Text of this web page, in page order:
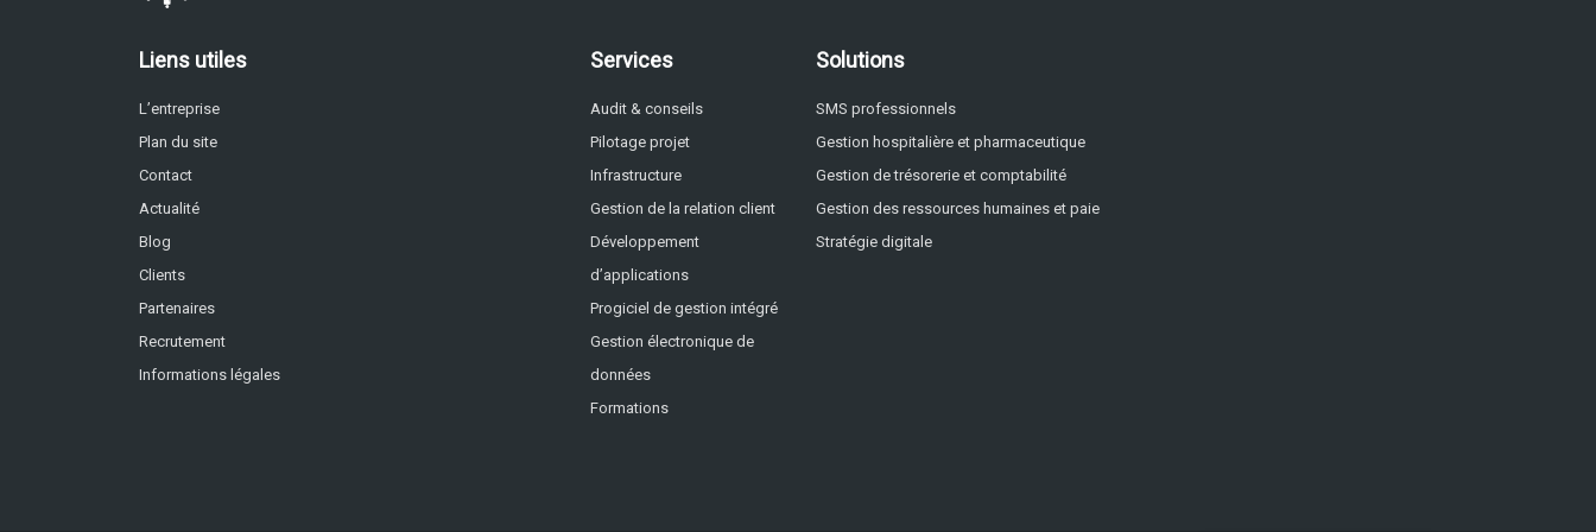
Liens utiles
L’entreprise
Plan du site
Contact
Actualité
Blog
Clients
Partenaires
Recrutement
Informations légales
Services
Audit & conseils
Pilotage projet
Infrastructure
Gestion de la relation client
Développement
d’applications
Progiciel de gestion intégré
Gestion électronique de
données
Formations
Solutions
SMS professionnels
Gestion hospitalière et pharmaceutique
Gestion de trésorerie et comptabilité
Gestion des ressources humaines et paie
Stratégie digitale